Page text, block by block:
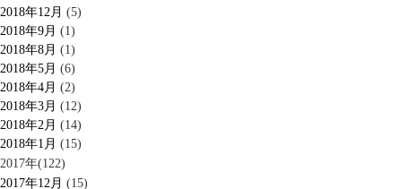
2018年12月 (5)
2018年9月 (1)
2018年8月 (1)
2018年5月 (6)
2018年4月 (2)
2018年3月 (12)
2018年2月 (14)
2018年1月 (15)
2017年(122)
2017年12月 (15)